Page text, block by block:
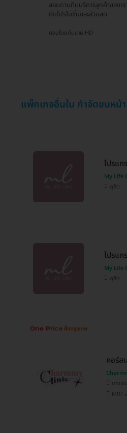
สอบถามทีมบริการลูกค้าของเ
กับโปรโมชั่นและส่วนลด
ตอบโดยทีมงาน HD
แพ็กเกจอื่นใน กำจัดขนหน้า
โปรแก
My Life
ดุสิต
โปรแก
My Life
ดุสิต
คอร์ส
บางเขน
MRT